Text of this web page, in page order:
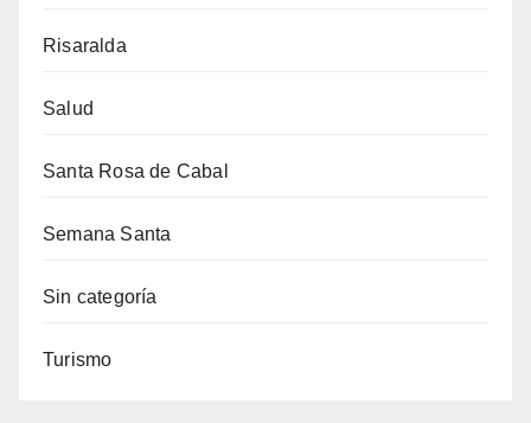
Risaralda
Salud
Santa Rosa de Cabal
Semana Santa
Sin categoría
Turismo